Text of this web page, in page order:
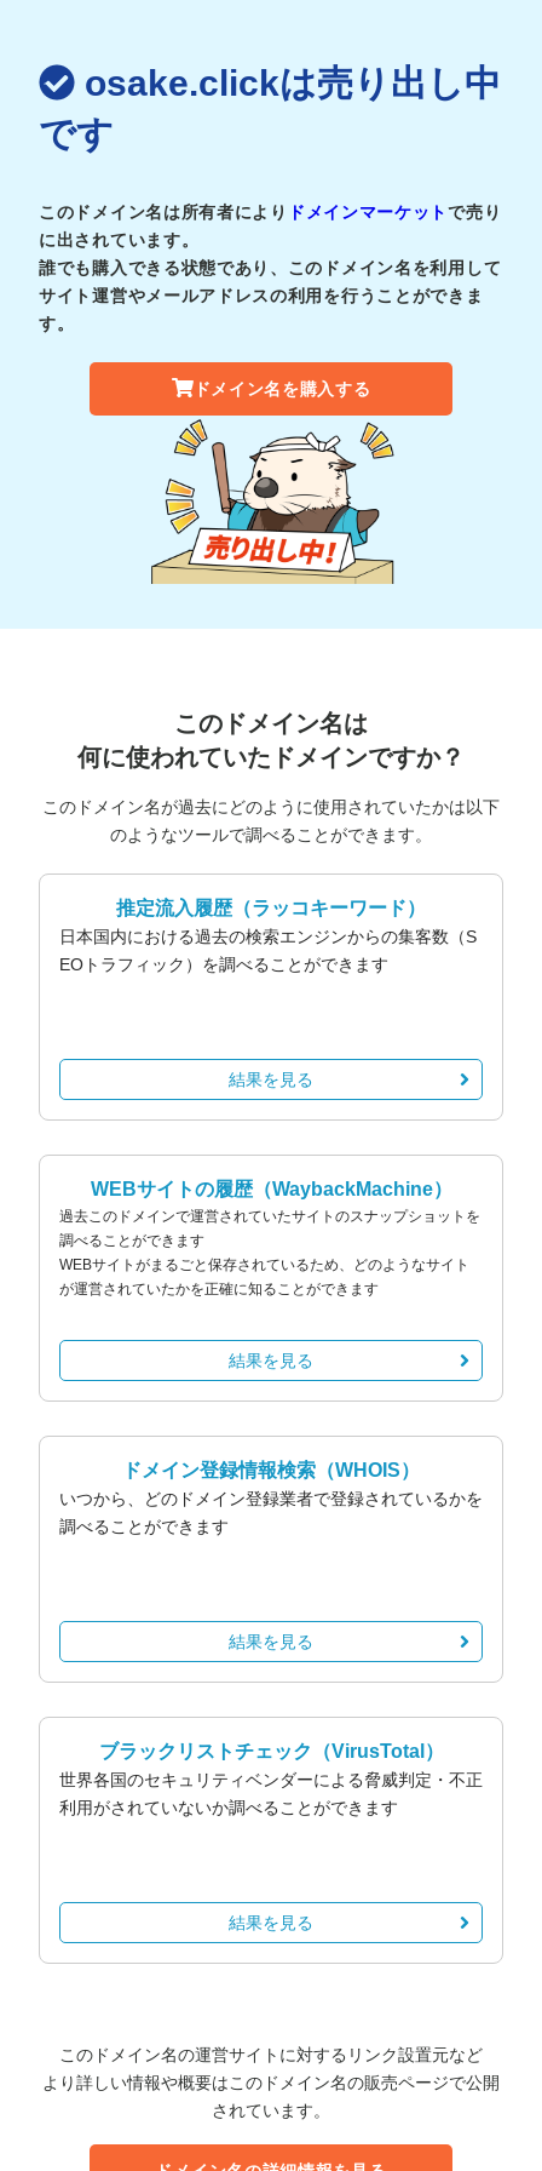
osake.clickは売り出し中
です
このドメイン名は所有者により ドメインマーケットで売り
に出されています。
誰でも購入できる状態であり、このドメイン名を利用して
サイト運営やメールアドレスの利用を行うことができま
す。
ドメイン名を購入する
このドメイン名は
何に使われていたドメインですか？
このドメイン名が過去にどのように使用されていたかは以下
のようなツールで調べることができます。
推定流入履歴（ラッコキーワード）
日本国内における過去の検索エンジンからの集客数（S
EOトラフィック）を調べることができます
結果を見る
WEBサイトの履歴（WaybackMachine）
過去このドメインで運営されていたサイトのスナップショットを
調べることができます
WEBサイトがまるごと保存されているため、どのようなサイト
が運営されていたかを正確に知ることができます
結果を見る
ドメイン登録情報検索 （WHOIS）
いつから、どのドメイン登録業者で登録されているかを
調べることができます
結果を見る
ブラックリストチェック （VirusTotal）
世界各国のセキュリティベンダーによる脅威判定・不正
利用がされていないか調べることができます
結果を見る
このドメイン名の運営サイトに対するリンク設置元など
より詳しい情報や概要はこのドメイン名の販売ページで公開
されています。